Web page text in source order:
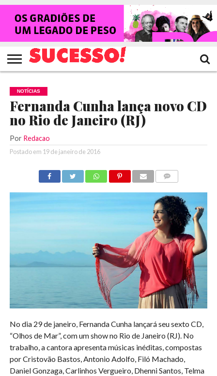
HOME
NOTÍCIAS
SHOWS
ENTREVISTAS
CLIQUES
RANKING
CROWLEY
TV
SUCESSO!
REVISTA
SUCESSO!
NOTÍCIAS
Fernanda Cunha lança novo CD
no Rio de Janeiro (RJ)
Por Redacao
Postado em 19 de janeiro de 2016
No dia 29 de janeiro, Fernanda Cunha lançará seu sexto CD,
“Olhos de Mar”, com um show no Rio de Janeiro (RJ). No
trabalho, a cantora apresenta músicas inéditas, compostas
por Cristovão Bastos, Antonio Adolfo, Filó Machado,
Daniel Gonzaga, Carlinhos Vergueiro, Dhenni Santos, Telma